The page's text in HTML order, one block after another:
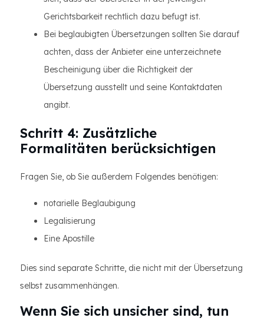
Gerichtsbarkeit rechtlich dazu befugt ist.
Bei beglaubigten Übersetzungen sollten Sie darauf
achten, dass der Anbieter eine unterzeichnete
Bescheinigung über die Richtigkeit der
Übersetzung ausstellt und seine Kontaktdaten
angibt.
Schritt 4: Zusätzliche
Formalitäten berücksichtigen
Fragen Sie, ob Sie außerdem Folgendes benötigen:
notarielle Beglaubigung
Legalisierung
Eine Apostille
Dies sind separate Schritte, die nicht mit der Übersetzung
selbst zusammenhängen.
Wenn Sie sich unsicher sind, tun